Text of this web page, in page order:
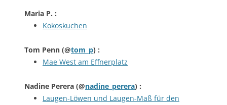
Maria P. :
Kokoskuchen
Tom Penn (@tom_p) :
Mae West am Effnerplatz
Nadine Perera (@nadine_perera) :
Laugen-Löwen und Laugen-Maß für den